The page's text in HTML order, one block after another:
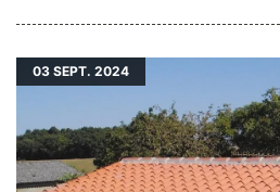
03 SEPT. 2024